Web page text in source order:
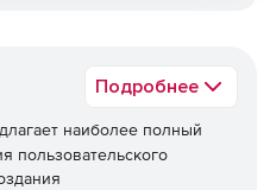
Подробнее
наиболее полный
пользовательского